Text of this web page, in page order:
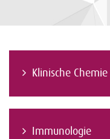
Klinische Chemie
Immunologie